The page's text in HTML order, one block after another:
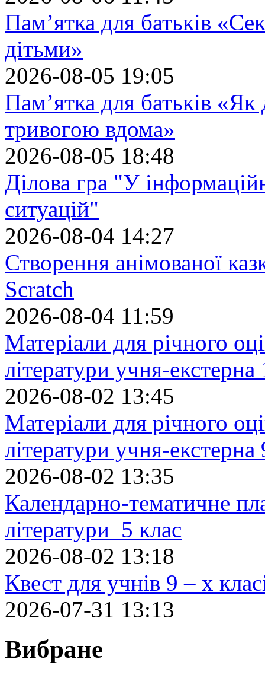
Пам’ятка для батьків
дітьми»
2026-08-05 19:05
Пам’ятка для батьків
тривогою вдома»
2026-08-05 18:48
Ділова гра "У
ситуацій"
2026-08-04 14:27
Створення анімованої
Scratch
2026-08-04 11:59
Матеріали для річного
літератури учня-екстерна
2026-08-02 13:45
Матеріали для річного
літератури учня-екстерна
2026-08-02 13:35
Календарно-тематичне
літератури 5 клас
2026-08-02 13:18
Квест для учнів 9 – х
2026-07-31 13:13
Вибране